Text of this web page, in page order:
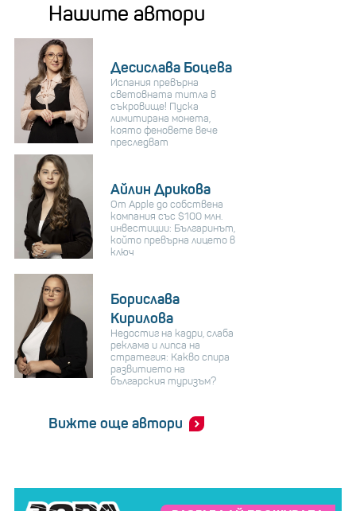
Нашите автори
Десислава Боцева
Испания превърна
световната титла в
съкровище! Пуска
лимитирана монета,
която феновете вече
преследват
Айлин Дрикова
От Apple до собствена
компания със $100 млн.
инвестиции: Българинът,
който превърна лицето в
ключ
Борислава
Кирилова
Недостиг на кадри, слаба
реклама и липса на
стратегия: Какво спира
развитието на
българския туризъм?
Вижте още автори